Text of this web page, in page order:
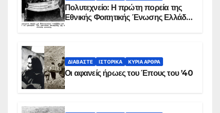
Πολυτεχνείο: Η πρώτη πορεία της
Εθνικής Φοιτητικής Ένωσης Ελλάδος
ΔΙΑΒΆΣΤΕ ΙΣΤΟΡΙΚΆ ΚΥΡΙΑ ΑΡΘΡΑ
Οι αφανείς ήρωες του Έπους του ’40